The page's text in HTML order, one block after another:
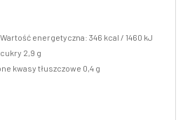
energetyczna: 346 kcal / 1460 kJ
2,9 g
kwasy tłuszczowe 0,4 g